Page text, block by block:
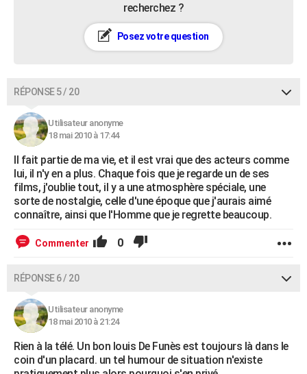
recherchez ?
Posez votre question
RÉPONSE 5 / 20
Utilisateur anonyme
18 mai 2010 à 17:44
Il fait partie de ma vie, et il est vrai que des acteurs comme
lui, il n'y en a plus. Chaque fois que je regarde un de ses
films, j'oublie tout, il y a une atmosphère spéciale, une
sorte de nostalgie, celle d'une époque que j'aurais aimé
connaître, ainsi que l'Homme que je regrette beaucoup.
Commenter 0
RÉPONSE 6 / 20
Utilisateur anonyme
18 mai 2010 à 21:24
Rien à la télé. Un bon louis De Funès est toujours là dans le
coin d'un placard. un tel humour de situation n'existe